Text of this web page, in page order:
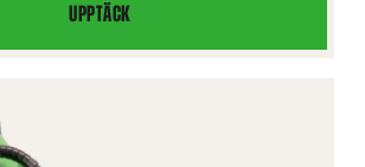
UPPTÄCK
XL
HÖGTIPPANDE